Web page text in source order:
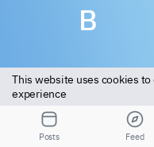
B
Vers top
This website uses cookies
experience
Posts Feed